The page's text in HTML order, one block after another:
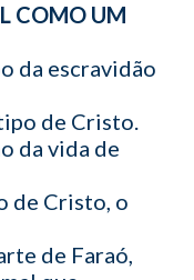
COMO UM
da escravidão
de Cristo.
da vida de
de Cristo, o
de Faraó,